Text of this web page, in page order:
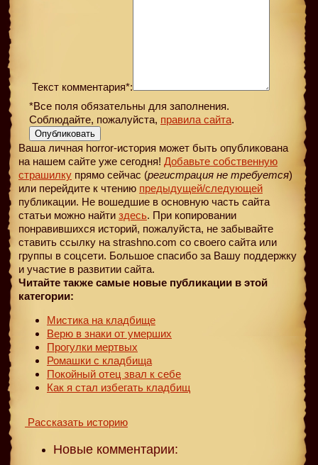
Текст комментария*:
*Все поля обязательны для заполнения.
Соблюдайте, пожалуйста, правила сайта.
Опубликовать
Ваша личная horror-история может быть опубликована
на нашем сайте уже сегодня! Добавьте собственную
страшилку прямо сейчас (регистрация не требуется)
или перейдите к чтению предыдущей/следующей
публикации. Не вошедшие в основную часть сайта
статьи можно найти здесь. При копировании
понравившихся историй, пожалуйста, не забывайте
ставить ссылку на strashno.com со своего сайта или
группы в соцсети. Большое спасибо за Вашу поддержку
и участие в развитии сайта.
Читайте также самые новые публикации в этой
категории:
Мистика на кладбище
Верю в знаки от умерших
Прогулки мертвых
Ромашки с кладбища
Покойный отец звал к себе
Как я стал избегать кладбищ
Рассказать историю
Новые комментарии: